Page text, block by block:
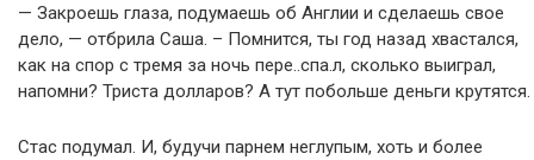
— Закроешь глаза, подумаешь об Англии и сделаешь свое
дело, — отбрила Саша. – Помнится, ты год назад хвастался,
как на спор с тремя за ночь пере..спа.л, сколько выиграл,
напомни? Триста долларов? А тут побольше деньги крутятся.
Стас подумал. И, будучи парнем неглупым, хоть и более